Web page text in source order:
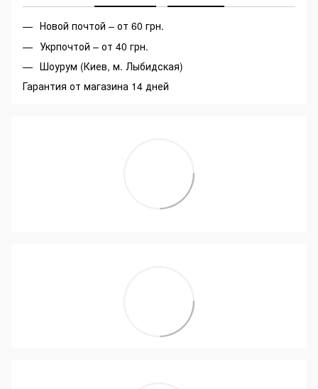
Новой почтой – от 60 грн.
Укрпочтой – от 40 грн.
Шоурум (Киев, м. Лыбидская)
Гарантия от магазина 14 дней